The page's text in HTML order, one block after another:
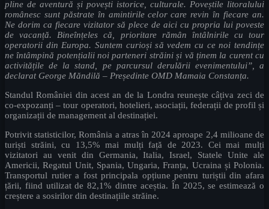
pline de aventură și povești istorice, culturale. Poveștile litoralului
românesc sunt păstrate în amintirile celor care revin în fiecare an.
Ne dorim ca fiecare vizitator să plece de aici cu propria lui poveste
de vacanță. Bineînțeles că, prioritare rămân întâlnirile cu tour
operatorii din Europa. Suntem curioși să vedem cu ce noi tendințe
ne întâmpină potențialii noi parteneri străini și vă ținem la curent cu
activitățile de la stand, pe parcursul derulării evenimentului”, a
declarat George Măndilă – Președinte OMD Mamaia Constanța.
Standul României din acest an de la Londra reunește câțiva zeci de
co-expozanți – tour operatori, hotelieri, asociații, federații de profil și
organizații de management al destinației.
Potrivit statisticilor, România a atras în 2024 aproape 2,4 milioane de
turiști străini, cu 13,5% mai mulți față de 2023. Cei mai mulți
vizitatori au venit din Germania, Italia, Israel, Statele Unite ale
Americii, Regatul Unit, Spania, Ungaria, Franța, Ucraina și Polonia.
Transportul rutier a fost principala opțiune pentru turiștii din afara
țării, fiind utilizat de 82,1% dintre aceștia. În 2025, se estimează o
creștere a sosirilor din destinațiile străine.